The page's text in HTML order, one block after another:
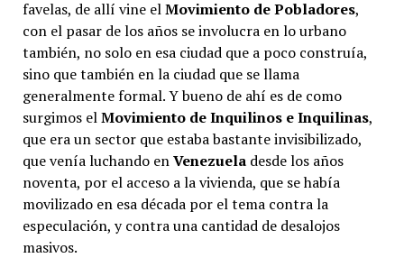
favelas, de allí vine elMovimiento de Pobladores,
con el pasar de los años se involucra en lo urbano
también, no solo en esa ciudad que a poco construía,
sino que también en la ciudad que se llama
generalmente formal. Y bueno de ahí es de como
surgimos elMovimiento de Inquilinos e Inquilinas,
que era un sector que estaba bastante invisibilizado,
que venía luchando enVenezueladesde los años
noventa, por el acceso a la vivienda, que se había
movilizado en esa década por el tema contra la
especulación, y contra una cantidad de desalojos
masivos.